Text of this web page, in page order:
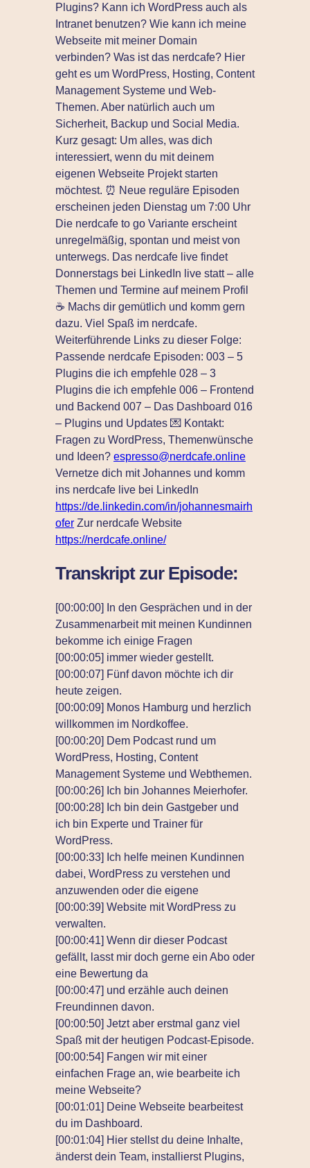
Plugins? Kann ich WordPress auch als
Intranet benutzen? Wie kann ich meine
Webseite mit meiner Domain
verbinden? Was ist das nerdcafe? Hier
geht es um WordPress, Hosting, Content
Management Systeme und Web-
Themen. Aber natürlich auch um
Sicherheit, Backup und Social Media.
Kurz gesagt: Um alles, was dich
interessiert, wenn du mit deinem
eigenen Webseite Projekt starten
möchtest. ⏰ Neue reguläre Episoden
erscheinen jeden Dienstag um 7:00 Uhr
Die nerdcafe to go Variante erscheint
unregelmäßig, spontan und meist von
unterwegs. Das nerdcafe live findet
Donnerstags bei LinkedIn live statt – alle
Themen und Termine auf meinem Profil
☕ Machs dir gemütlich und komm gern
dazu. Viel Spaß im nerdcafe.
Weiterführende Links zu dieser Folge:
Passende nerdcafe Episoden: 003 – 5
Plugins die ich empfehle 028 – 3
Plugins die ich empfehle 006 – Frontend
und Backend 007 – Das Dashboard 016
– Plugins und Updates 💌 Kontakt:
Fragen zu WordPress, Themenwünsche
und Ideen? espresso@nerdcafe.online
Vernetze dich mit Johannes und komm
ins nerdcafe live bei LinkedIn
https://de.linkedin.com/in/johannesmairh
ofer Zur nerdcafe Website
https://nerdcafe.online/
Transkript zur Episode:
[00:00:00] In den Gesprächen und in der
Zusammenarbeit mit meinen Kundinnen
bekomme ich einige Fragen
[00:00:05] immer wieder gestellt.
[00:00:07] Fünf davon möchte ich dir
heute zeigen.
[00:00:09] Monos Hamburg und herzlich
willkommen im Nordkoffee.
[00:00:20] Dem Podcast rund um
WordPress, Hosting, Content
Management Systeme und Webthemen.
[00:00:26] Ich bin Johannes Meierhofer.
[00:00:28] Ich bin dein Gastgeber und
ich bin Experte und Trainer für
WordPress.
[00:00:33] Ich helfe meinen Kundinnen
dabei, WordPress zu verstehen und
anzuwenden oder die eigene
[00:00:39] Website mit WordPress zu
verwalten.
[00:00:41] Wenn dir dieser Podcast
gefällt, lasst mir doch gerne ein Abo oder
eine Bewertung da
[00:00:47] und erzähle auch deinen
Freundinnen davon.
[00:00:50] Jetzt aber erstmal ganz viel
Spaß mit der heutigen Podcast-Episode.
[00:00:54] Fangen wir mit einer
einfachen Frage an, wie bearbeite ich
meine Webseite?
[00:01:01] Deine Webseite bearbeitest
du im Dashboard.
[00:01:04] Hier stellst du deine Inhalte,
änderst dein Team, installierst Plugins,